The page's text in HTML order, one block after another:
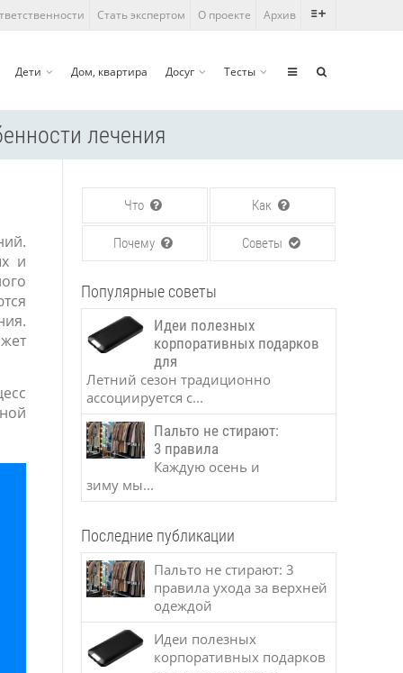
Стать экспертом О проекте Архив
Дети Дом, квартира Досуг Тесты
лечения
и
Что Как
Почему Советы
Популярные советы
Идеи полезных
корпоративных подарков
для
Летний сезон традиционно
ассоциируется с...
Пальто не стирают:
3 правила
Каждую осень и
зиму мы...
Последние публикации
Пальто не стирают: 3
правила ухода за верхней
одеждой
Идеи полезных
корпоративных подарков